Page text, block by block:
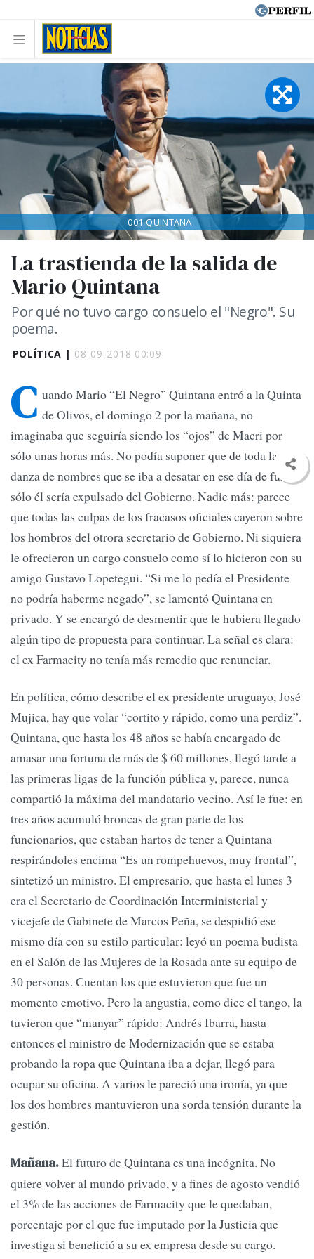
POLÍTICA | 08-09-2018 00:09
La trastienda de la salida de
Mario Quintana
Por qué no tuvo cargo consuelo el "Negro". Su
poema.
001-QUINTANA
C uando Mario “El Negro” Quintana entró a la Quinta
de Olivos, el domingo 2 por la mañana, no
imaginaba que seguiría siendo los “ojos” de Macri por
sólo unas horas más. No podía suponer que de toda la
danza de nombres que se iba a desatar en ese día de furia
sólo él sería expulsado del Gobierno. Nadie más: parece
que todas las culpas de los fracasos oficiales cayeron sobre
los hombros del otrora secretario de Gobierno. Ni siquiera
le ofrecieron un cargo consuelo como sí lo hicieron con su
amigo Gustavo Lopetegui. “Si me lo pedía el Presidente
no podría haberme negado”, se lamentó Quintana en
privado. Y se encargó de desmentir que le hubiera llegado
algún tipo de propuesta para continuar. La señal es clara:
el ex Farmacity no tenía más remedio que renunciar.
En política, cómo describe el ex presidente uruguayo, José
Mujica, hay que volar “cortito y rápido, como una perdiz”.
Quintana, que hasta los 48 años se había encargado de
amasar una fortuna de más de $ 60 millones, llegó tarde a
las primeras ligas de la función pública y, parece, nunca
compartió la máxima del mandatario vecino. Así le fue: en
tres años acumuló broncas de gran parte de los
funcionarios, que estaban hartos de tener a Quintana
respirándoles encima “Es un rompehuevos, muy frontal”,
sintetizó un ministro. El empresario, que hasta el lunes 3
era el Secretario de Coordinación Interministerial y
vicejefe de Gabinete de Marcos Peña, se despidió ese
mismo día con su estilo particular: leyó un poema budista
en el Salón de las Mujeres de la Rosada ante su equipo de
30 personas. Cuentan los que estuvieron que fue un
momento emotivo. Pero la angustia, como dice el tango, la
tuvieron que “manyar” rápido: Andrés Ibarra, hasta
entonces el ministro de Modernización que se estaba
probando la ropa que Quintana iba a dejar, llegó para
ocupar su oficina. A varios le pareció una ironía, ya que
los dos hombres mantuvieron una sorda tensión durante la
gestión.
Mañana.El futuro de Quintana es una incógnita. No
quiere volver al mundo privado, y a fines de agosto vendió
el 3% de las acciones de Farmacity que le quedaban,
porcentaje por el que fue imputado por la Justicia que
investiga si benefició a su ex empresa desde su cargo.